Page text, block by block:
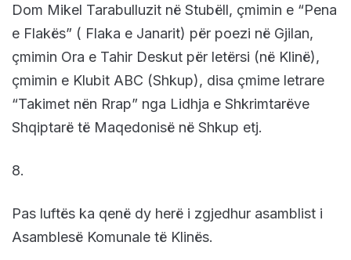
Dom Mikel Tarabulluzit në Stubëll, çmimin e “Pena
e Flakës” ( Flaka e Janarit) për poezi në Gjilan,
çmimin Ora e Tahir Deskut për letërsi (në Klinë),
çmimin e Klubit ABC (Shkup), disa çmime letrare
“Takimet nën Rrap” nga Lidhja e Shkrimtarëve
Shqiptarë të Maqedonisë në Shkup etj.
8.
Pas luftës ka qenë dy herë i zgjedhur asamblist i
Asamblesë Komunale të Klinës.